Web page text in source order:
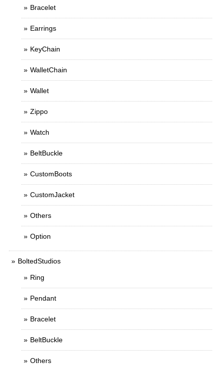
Bracelet
Earrings
KeyChain
WalletChain
Wallet
Zippo
Watch
BeltBuckle
CustomBoots
CustomJacket
Others
Option
BoltedStudios
Ring
Pendant
Bracelet
BeltBuckle
Others